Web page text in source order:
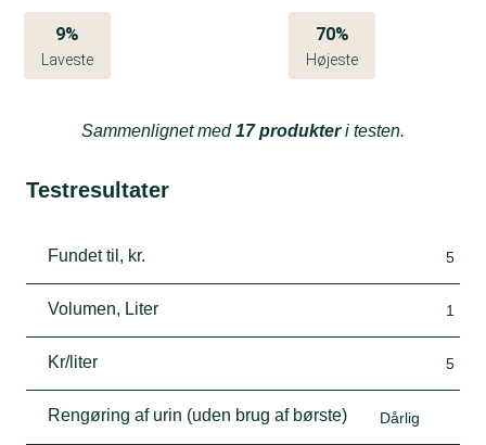
9%
Laveste
70%
Højeste
Sammenlignet med17 produkteri testen.
Testresultater
Fundet til, kr. 5
Volumen, Liter 1
Kr/liter 5
Rengøring af urin (uden brug af børste) Dårlig